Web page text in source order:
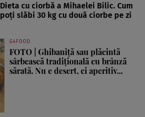
Dieta cu ciorbă a Mihaelei Bilic. Cum
poți slăbi 30 kg cu două ciorbe pe zi
G4FOOD
FOTO | Ghibaniță sau plăcintă
sârbească tradițională cu brânză
sărată. Nu e desert, ci aperitiv...